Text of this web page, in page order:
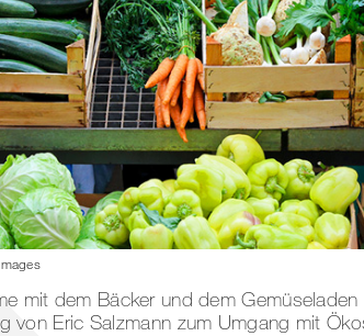
mit dem Bäcker und dem
von Eric Salzmann zum Umgang mit